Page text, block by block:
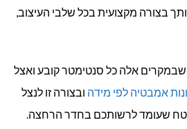
בצורה מקצועית בכל שלבי העיצוב,
אלה כל סנטימטר קובע ואצל
אמבטיה לפי מידה ובצורה זו לנצל
שעומד לרשותכם בחדר הרחצה.